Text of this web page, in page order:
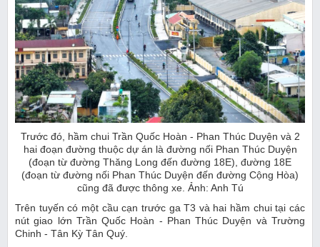
Trước đó, hầm chui Trần Quốc Hoàn - Phan Thúc Duyện và 2
hai đoạn đường thuộc dự án là đường nối Phan Thúc Duyện
(đoạn từ đường Thăng Long đến đường 18E), đường 18E
(đoạn từ đường nối Phan Thúc Duyện đến đường Cộng Hòa)
cũng đã được thông xe. Ảnh: Anh Tú
Trên tuyến có một cầu cạn trước ga T3 và hai hầm chui tại các
nút giao lớn Trần Quốc Hoàn - Phan Thúc Duyện và Trường
Chinh - Tân Kỳ Tân Quý.